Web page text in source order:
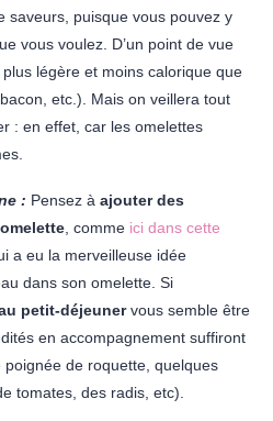
saveurs, puisque vous pouvez y
vous voulez. D’un point de vue
légère et moins calorique que
etc.). Mais on veillera tout
: en effet, car les omelettes
: Pensez à ajouter des
, comme ici dans cette
a eu la merveilleuse idée
dans son omelette. Si
petit-déjeunervous semble être
en accompagnement suffiront
de roquette, quelques
tomates, des radis, etc).